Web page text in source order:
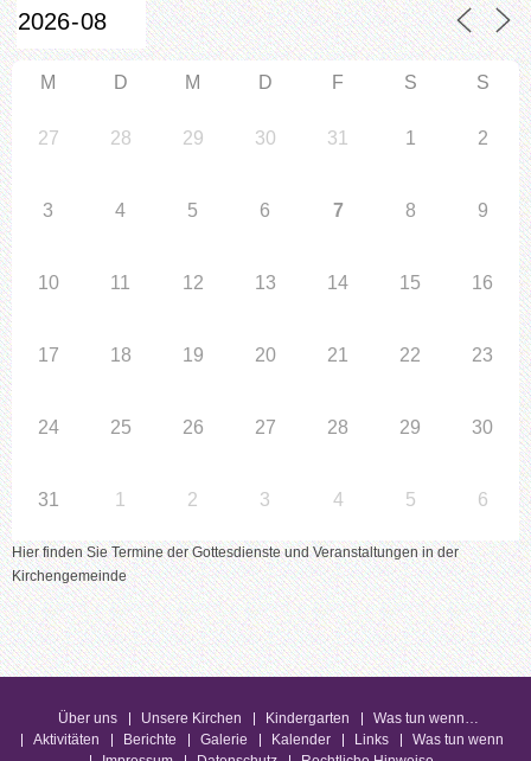
M D M D F S S
27 28 29 30 31 1 2
3 4 5 6 7 8 9
10 11 12 13 14 15 16
17 18 19 20 21 22 23
24 25 26 27 28 29 30
31 1 2 3 4 5 6
Hier finden Sie Termine der Gottesdienste und Veranstaltungen in der
Kirchengemeinde
Über uns Unsere Kirchen Kindergarten
Was tun wenn…
Aktivitäten
Berichte Galerie Kalender Links
Was tun wenn